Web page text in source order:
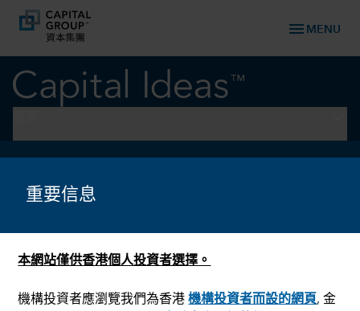
重要信息
本網站僅供香港個人投資者選擇。
機構投資者應瀏覽我們為香港機構投資者而設的網頁, 金
menu MENU
人工智能如何重塑美國股市